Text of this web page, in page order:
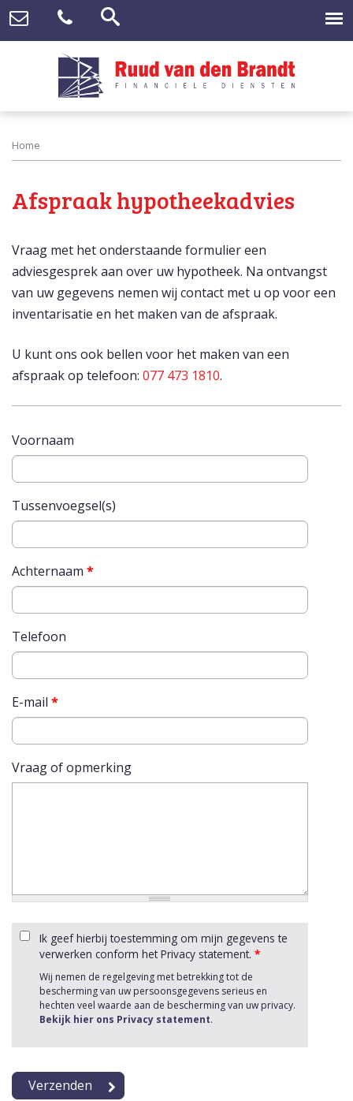
Home
Afspraak hypotheekadvies
Vraag met het onderstaande formulier een
adviesgesprek aan over uw hypotheek. Na ontvangst
van uw gegevens nemen wij contact met u op voor een
inventarisatie en het maken van de afspraak.
U kunt ons ook bellen voor het maken van een
afspraak op telefoon: 077 473 1810.
Voornaam
Tussenvoegsel(s)
Achternaam *
Telefoon
E-mail *
Vraag of opmerking
Ik geef hierbij toestemming om mijn gegevens te
verwerken conform het Privacy statement. *
Wij nemen de regelgeving met betrekking tot de
bescherming van uw persoonsgegevens serieus en
hechten veel waarde aan de bescherming van uw privacy.
Bekijk hier ons Privacy statement.